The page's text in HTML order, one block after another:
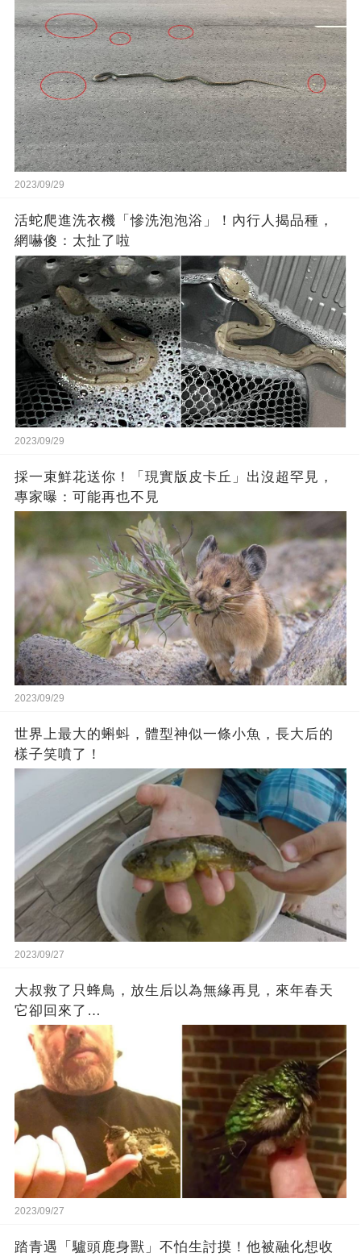
2023/09/29
活蛇爬進洗衣機「慘洗泡泡浴」！內行人揭品種，
網嚇傻：太扯了啦
2023/09/29
採一束鮮花送你！「現實版皮卡丘」出沒超罕見，
專家曝：可能再也不見
2023/09/29
世界上最大的蝌蚪，體型神似一條小魚，長大后的
樣子笑噴了！
2023/09/27
大叔救了只蜂鳥，放生后以為無緣再見，來年春天
它卻回來了…
2023/09/27
踏青遇「驢頭鹿身獸」不怕生討摸！他被融化想收